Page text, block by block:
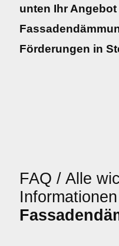
unten Ihr Angebot
Förderungen in
FAQ / Alle